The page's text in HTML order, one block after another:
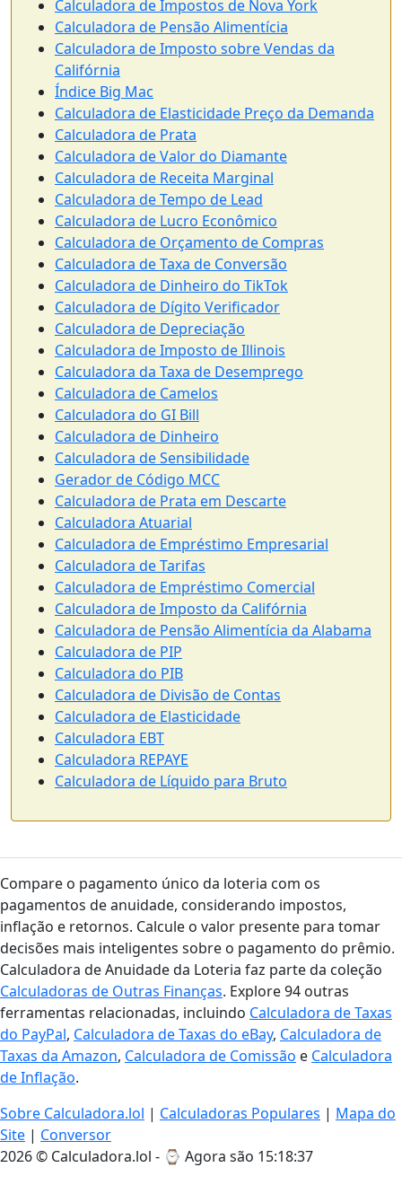
Calculadora de Impostos de Nova York
Calculadora de Pensão Alimentícia
Calculadora de Imposto sobre Vendas da
Califórnia
Índice Big Mac
Calculadora de Elasticidade Preço da Demanda
Calculadora de Prata
Calculadora de Valor do Diamante
Calculadora de Receita Marginal
Calculadora de Tempo de Lead
Calculadora de Lucro Econômico
Calculadora de Orçamento de Compras
Calculadora de Taxa de Conversão
Calculadora de Dinheiro do TikTok
Calculadora de Dígito Verificador
Calculadora de Depreciação
Calculadora de Imposto de Illinois
Calculadora da Taxa de Desemprego
Calculadora de Camelos
Calculadora do GI Bill
Calculadora de Dinheiro
Calculadora de Sensibilidade
Gerador de Código MCC
Calculadora de Prata em Descarte
Calculadora Atuarial
Calculadora de Empréstimo Empresarial
Calculadora de Tarifas
Calculadora de Empréstimo Comercial
Calculadora de Imposto da Califórnia
Calculadora de Pensão Alimentícia da Alabama
Calculadora de PIP
Calculadora do PIB
Calculadora de Divisão de Contas
Calculadora de Elasticidade
Calculadora EBT
Calculadora REPAYE
Calculadora de Líquido para Bruto
Compare o pagamento único da loteria com os
pagamentos de anuidade, considerando impostos,
inflação e retornos. Calcule o valor presente para tomar
decisões mais inteligentes sobre o pagamento do prêmio.
Calculadora de Anuidade da Loteria faz parte da coleção
Calculadoras de Outras Finanças. Explore 94 outras
ferramentas relacionadas, incluindo Calculadora de Taxas
do PayPal, Calculadora de Taxas do eBay, Calculadora de
Taxas da Amazon, Calculadora de Comissão e Calculadora
de Inflação.
Sobre Calculadora.lol | Calculadoras Populares | Mapa do
Site | Conversor
2026 © Calculadora.lol - ⌚ Agora são 15:18:37